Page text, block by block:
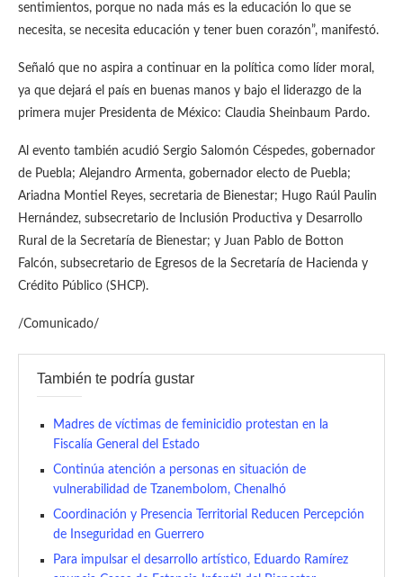
sentimientos, porque no nada más es la educación lo que se
necesita, se necesita educación y tener buen corazón”, manifestó.
Señaló que no aspira a continuar en la política como líder moral,
ya que dejará el país en buenas manos y bajo el liderazgo de la
primera mujer Presidenta de México: Claudia Sheinbaum Pardo.
Al evento también acudió Sergio Salomón Céspedes, gobernador
de Puebla; Alejandro Armenta, gobernador electo de Puebla;
Ariadna Montiel Reyes, secretaria de Bienestar; Hugo Raúl Paulin
Hernández, subsecretario de Inclusión Productiva y Desarrollo
Rural de la Secretaría de Bienestar; y Juan Pablo de Botton
Falcón, subsecretario de Egresos de la Secretaría de Hacienda y
Crédito Público (SHCP).
/Comunicado/
También te podría gustar
Madres de víctimas de feminicidio protestan en la
Fiscalía General del Estado
Continúa atención a personas en situación de
vulnerabilidad de Tzanembolom, Chenalhó
Coordinación y Presencia Territorial Reducen Percepción
de Inseguridad en Guerrero
Para impulsar el desarrollo artístico, Eduardo Ramírez